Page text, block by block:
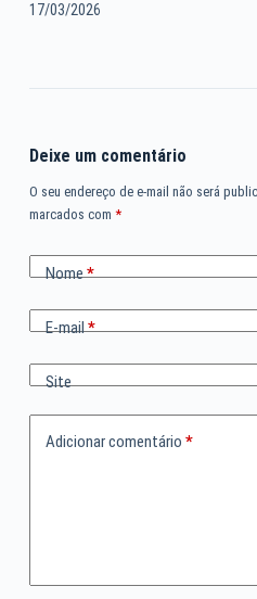
17/03/2026
Deixe um comentário
O seu endereço de e-mail não será
marcados com *
Nome*
E-mail*
Site
Adicionar comentário *